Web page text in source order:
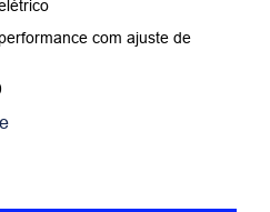
com ajuste de